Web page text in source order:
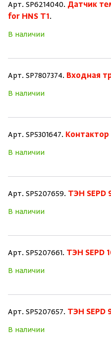
Арт. SP6214040. Датчик
for HNS T1.
В наличии
Арт. SP7807374. Входная
В наличии
Арт. SP5301647. Контактор
В наличии
Арт. SP5207659. ТЭН SEPD
В наличии
Арт. SP5207661. ТЭН SEPD
В наличии
Арт. SP5207657. ТЭН SEPD
В наличии